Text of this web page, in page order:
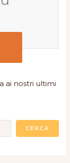
ai nostri ultimi
CERCA